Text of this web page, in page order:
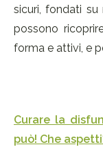
sicuri, fondati su
possono
forma e attivi, e
Curare la
può! Che